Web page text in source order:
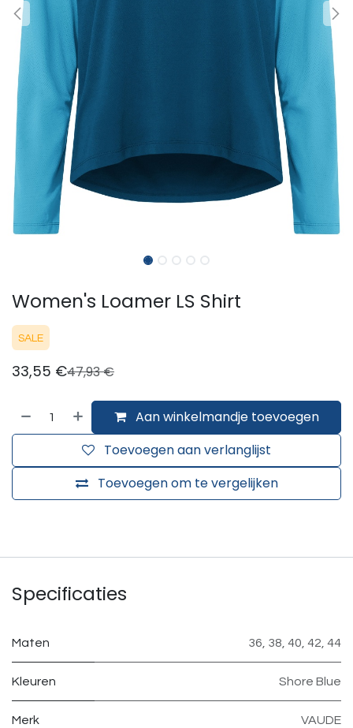
Women's Loamer LS Shirt
SALE
33,55 €47,93€
Aan winkelmandje toevoegen
Toevoegen om te vergelijken
Toevoegen aan verlanglijst
Specificaties
Maten 36 38 40 42 44
Kleuren Shore Blue
Merk VAUDE